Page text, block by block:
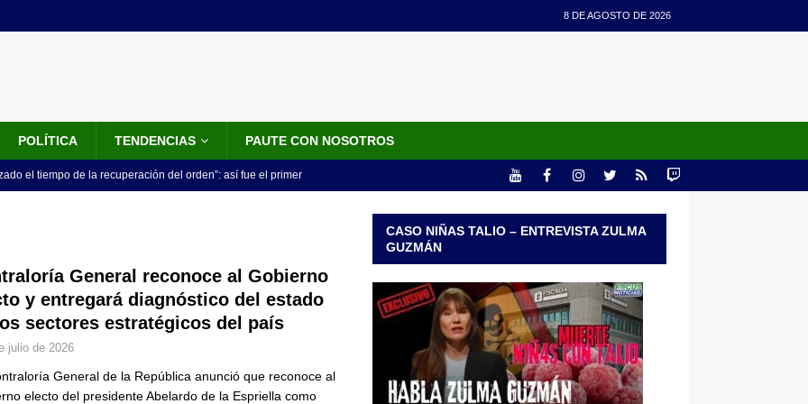
8 DE AGOSTO DE 2026
POLÍTICA TENDENCIAS PAUTE CON NOSOTROS
el tiempo de la recuperación del orden”: así fue el primer
la Espriella ya es presidente de Colombia: recibió la banda
LO ÚLTIMO
de Abelardo De La Espriella: recibirá la banda presidencial
en el Cantón Pichincha LO ÚLTIMO
LO ÚLTIMO
General reconoce al Gobierno
y entregará diagnóstico del estado
sectores estratégicos del país
julio de 2026
General de la República anunció que reconoce al
electo del presidente Abelardo de la Espriella como
CASO NIÑAS TALIO – ENTREVISTA ZULMA
GUZMÁN